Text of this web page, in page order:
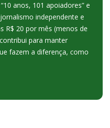
anos, 101 apoiadores” e
independente e
R$ 20 por mês (menos de
para manter
fazem a diferença, como